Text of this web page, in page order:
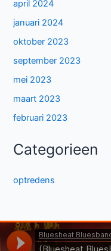
april 2024
januari 2024
oktober 2023
september 2023
mei 2023
maart 2023
februari 2023
Categorieen
optredens